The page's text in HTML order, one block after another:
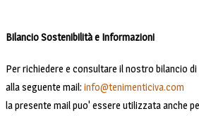
Bilancio Sostenibilità e Informazioni
Per richiedere e consultare il nostro bilancio
alla seguente mail: info@tenimenticiva.com
la presente mail puo' essere utilizzata anche